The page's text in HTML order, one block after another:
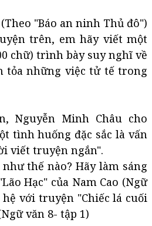
(Theo "Báo an ninh Thủ đô")
trên, em hãy viết một
chữ) trình bày suy nghĩ về
tỏa những việc tử tế trong
Nguyễn Minh Châu cho
tình huống đặc sắc là vấn
viết truyện ngắn".
thế nào? Hãy làm sáng
Hạc" của Nam Cao (Ngữ
với truyện "Chiếc lá cuối
văn 8- tập 1)